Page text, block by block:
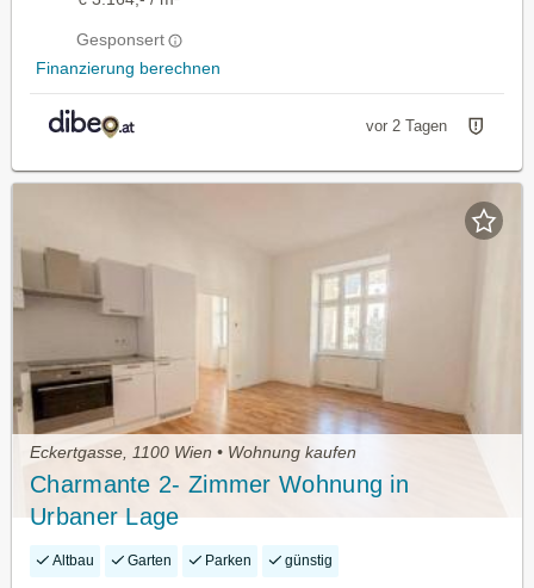
Gesponsert
Finanzierung berechnen
vor 2 Tagen
Eckertgasse, 1100 Wien • Wohnung kaufen
Charmante 2- Zimmer Wohnung in
Urbaner Lage
Altbau Garten Parken günstig